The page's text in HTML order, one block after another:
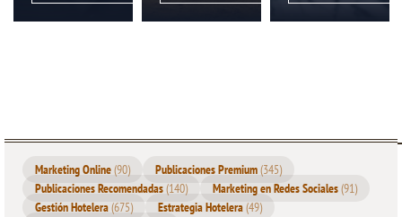
Como hotelero, he presenciado cómo la IA generativa ha
transformado la forma en que los hoteles se conectan con sus
individualmente. Esto no solo mejora laexperiencia del cliente,
sino que también aumenta la efectividad de las estrategias de
marketing.
Marketing Online(90) Publicaciones Premium(345)
Publicaciones Recomendadas(140) Marketing en Redes Sociales(91)
Gestión Hotelera(675) Estrategia Hotelera(49)